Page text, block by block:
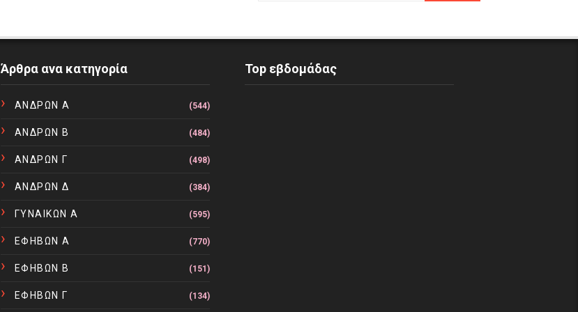
Άρθρα ανα κατηγορία
ΑΝΔΡΩΝ Α (544)
ΑΝΔΡΩΝ Β (484)
ΑΝΔΡΩΝ Γ (498)
ΑΝΔΡΩΝ Δ (384)
ΓΥΝΑΙΚΩΝ Α (595)
ΕΦΗΒΩΝ Α (770)
ΕΦΗΒΩΝ Β (151)
ΕΦΗΒΩΝ Γ (134)
Top εβδομάδας